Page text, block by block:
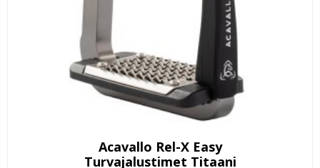
Acavallo Rel-X Easy
Turvajalustimet Titaani